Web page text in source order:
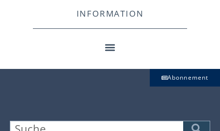
INFORMATION
Abonnement